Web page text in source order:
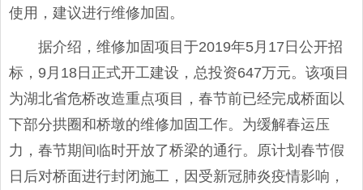
使用，建议进行维修加固。
据介绍，维修加固项目于2019年5月17日公开招
标，9月18日正式开工建设，总投资647万元。该项目
为湖北省危桥改造重点项目，春节前已经完成桥面以
下部分拱圈和桥墩的维修加固工作。为缓解春运压
力，春节期间临时开放了桥梁的通行。原计划春节假
日后对桥面进行封闭施工，因受新冠肺炎疫情影响，